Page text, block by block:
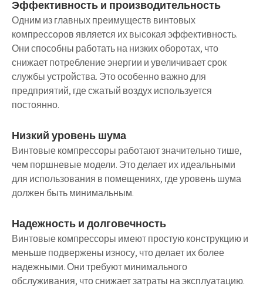
Эффективность и производительность
Одним из главных преимуществ винтовых
компрессоров является их высокая эффективность.
Они способны работать на низких оборотах, что
снижает потребление энергии и увеличивает срок
службы устройства. Это особенно важно для
предприятий, где сжатый воздух используется
постоянно.
Низкий уровень шума
Винтовые компрессоры работают значительно тише,
чем поршневые модели. Это делает их идеальными
для использования в помещениях, где уровень шума
должен быть минимальным.
Надежность и долговечность
Винтовые компрессоры имеют простую конструкцию и
меньше подвержены износу, что делает их более
надежными. Они требуют минимального
обслуживания, что снижает затраты на эксплуатацию.